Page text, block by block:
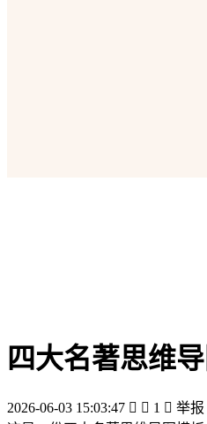
四大名著思维
2026-06-03 15:03:47   1  举报